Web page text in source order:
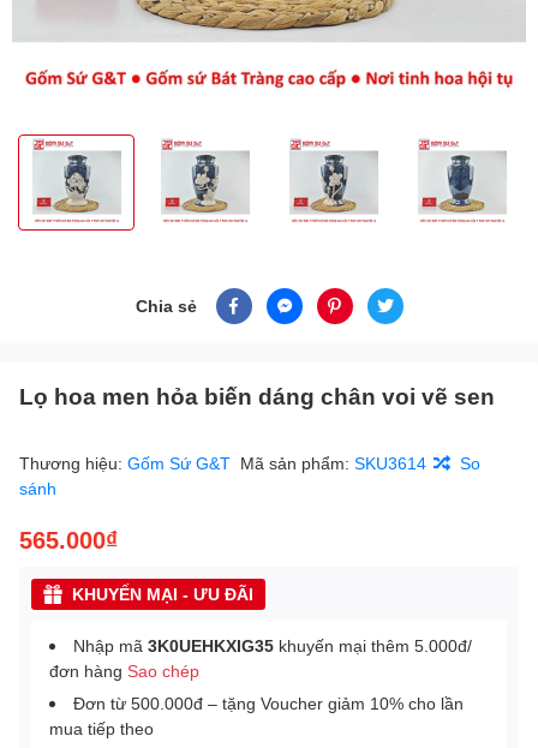
Chia sẻ
Lọ hoa men hỏa biến dáng chân voi vẽ sen
Thương hiệu: Gốm Sứ G&T Mã sản phẩm: SKU3614
So
sánh
565.000₫
KHUYẾN MẠI - ƯU ĐÃI
Nhập mã 3K0UEHKXIG35 khuyến mại thêm 5.000đ/
đơn hàng Sao chép
Đơn từ 500.000đ – tặng Voucher giảm 10% cho lần
mua tiếp theo